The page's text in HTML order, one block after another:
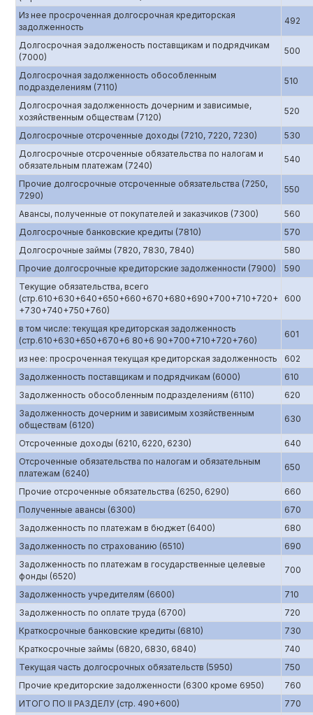
Из нее просроченная долгосрочная кредиторская
задолженность
492
Долгосрочная эадолженость поставщикам и подрядчикам
(7000)
500
Долгосрочная задолженность обособленным
подразделениям (7110)
510
Долгосрочная задолженность дочерним и зависимые,
хозяйственным обществам (7120)
520
Долгосрочные отсроченные доходы (7210, 7220, 7230)
530
Долгосрочные отсроченные обязательства по налогам и
обязательным платежам (7240)
540
Прочие долгосрочные отсроченные обязательства (7250,
7290)
550
Авансы, полученные от покупателей и заказчиков (7300)
560
Долгосрочные банковские кредиты (7810)
570
Долгосрочные займы (7820, 7830, 7840)
580
Прочие долгосрочные кредиторские задолженности (7900)
590
Текущие обязательства, всего
(стр.610+630+640+650+660+670+680+690+700+710+720+
+730+740+750+760)
600
в том числе: текущая кредиторская задолженность
(стр.610+630+650+670+6 80+6 90+700+710+720+760)
601
из нее: просроченная текущая кредиторская задолженность
602
Задолженность поставщикам и подрядчикам (6000)
610
Задолженность обособленным подразделениям (6110)
620
Задолженность дочерним и зависимым хозяйственным
обществам (6120)
630
Отсроченные доходы (6210, 6220, 6230)
640
Отсроченные обязательства по налогам и обязательным
платежам (6240)
650
Прочие отсроченные обязательства (6250, 6290)
660
Полученные авансы (6300)
670
Задолженность по платежам в бюджет (6400)
680
Задолженность по страхованию (6510)
690
Задолженность по платежам в государственные целевые
фонды (6520)
700
Задолженность учредителям (6600)
710
Задолженность по оплате труда (6700)
720
Краткосрочные банковские кредиты (6810)
730
Краткосрочные займы (6820, 6830, 6840)
740
Текущая часть долгосрочных обязательств (5950)
750
Прочие кредиторские задолженности (6300 кроме 6950)
760
ИТОГО ПО II РАЗДЕЛУ (стр. 490+600)
770